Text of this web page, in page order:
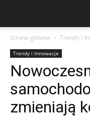
Strona główna Trendy i
Trendy i Innowacje
zmieniają